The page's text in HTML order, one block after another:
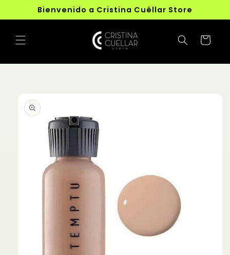
directamente
al contenido
Bienvenido a Cristina Cuéllar Store
Carrito
información
del producto